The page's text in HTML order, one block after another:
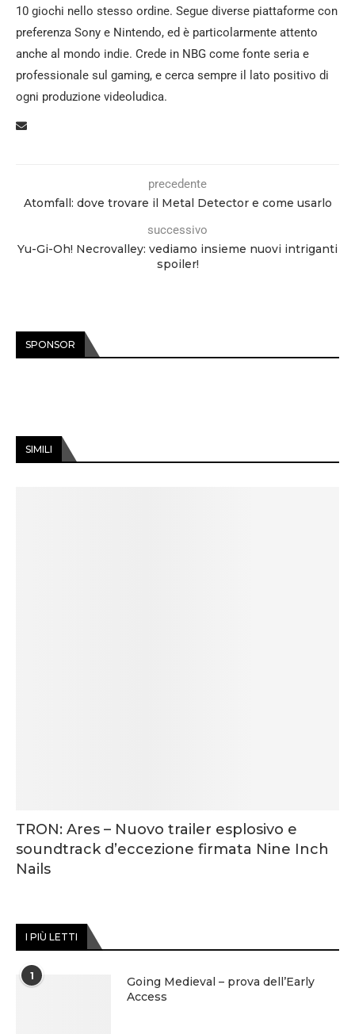
10 giochi nello stesso ordine. Segue diverse piattaforme con
preferenza Sony e Nintendo, ed è particolarmente attento
anche al mondo indie. Crede in NBG come fonte seria e
professionale sul gaming, e cerca sempre il lato positivo di
ogni produzione videoludica.
precedente
Atomfall: dove trovare il Metal Detector e come usarlo
successivo
Yu-Gi-Oh! Necrovalley: vediamo insieme nuovi intriganti
spoiler!
SPONSOR
SIMILI
TRON: Ares – Nuovo trailer esplosivo e
soundtrack d’eccezione firmata Nine Inch
Nails
I PIÙ LETTI
1
Going Medieval – prova dell’Early
Access